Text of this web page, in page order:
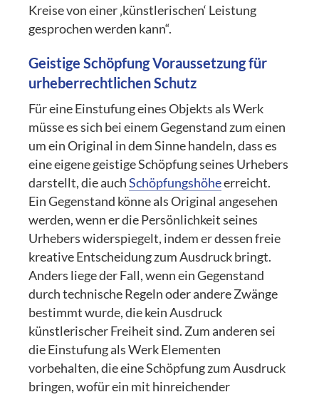
Kreise von einer ‚künstlerischen‘ Leistung
gesprochen werden kann“.
Geistige Schöpfung Voraussetzung für
urheberrechtlichen Schutz
Für eine Einstufung eines Objekts als Werk
müsse es sich bei einem Gegenstand zum einen
um ein Original in dem Sinne handeln, dass es
eine eigene geistige Schöpfung seines Urhebers
darstellt, die auchSchöpfungshöheerreicht.
Ein Gegenstand könne als Original angesehen
werden, wenn er die Persönlichkeit seines
Urhebers widerspiegelt, indem er dessen freie
kreative Entscheidung zum Ausdruck bringt.
Anders liege der Fall, wenn ein Gegenstand
durch technische Regeln oder andere Zwänge
bestimmt wurde, die kein Ausdruck
künstlerischer Freiheit sind. Zum anderen sei
die Einstufung als Werk Elementen
vorbehalten, die eine Schöpfung zum Ausdruck
bringen, wofür ein mit hinreichender